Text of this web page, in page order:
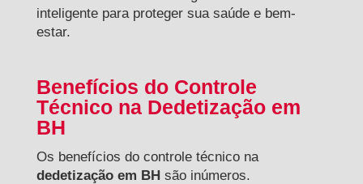
inteligente para proteger sua saúde e bem-
estar.
Benefícios do Controle
Técnico na Dedetização em
BH
Os benefícios do controle técnico na
dedetização em BH são inúmeros.